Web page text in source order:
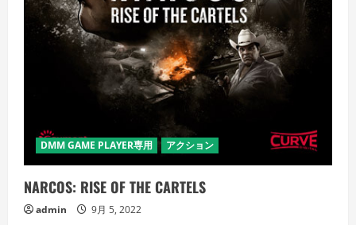
DMM GAME PLAYER専用 アクション
NARCOS: RISE OF THE CARTELS
admin 9月 5, 2022